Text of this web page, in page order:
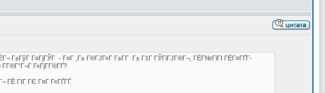
Г±ГўГ Г¤ГјГЎГ - Г¤Г ,Г± Г®ГЈГ«Г Г±Г­Г Г± Г‡Г ГЎГіГЈГ®Г¬, ГЁГ№ГіГІ ГЁГ¤ГҐГ­
Г«ГјГ­Г®ГҐ?
ГЁ ГІГ ГЄ Г¤Г Г«ГҐГҐ.